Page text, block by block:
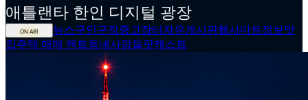
애틀랜타 한인 디지털 광장
ON AIR 뉴스구인구직중고장터 자유게시판행사마트정보 맛
집주택 매매 렌트동네사람들팟캐스트